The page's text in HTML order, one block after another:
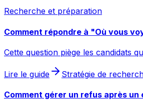
Recherche et préparation
Comment répondre à "Où vous
Cette question piège les candidats
Lire le guide Stratégie de
Comment gérer un refus après